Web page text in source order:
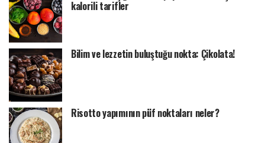
kalorili tarifler
Bilim ve lezzetin buluştuğu nokta: Çikolata!
Risotto yapımının püf noktaları neler?